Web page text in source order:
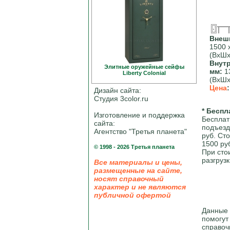
Элитные оружейные сейфы
Liberty Colonial
Дизайн сайта:
Студия 3color.ru
Изготовление и поддержка
сайта:
Агентство "Третья планета"
© 1998 - 2026 Третья планета
Все материалы и цены,
размещенные на сайте,
носят справочный
характер и не являются
публичной офертой
1500
мм:
Цена
*
руб.
1500
При
Данные